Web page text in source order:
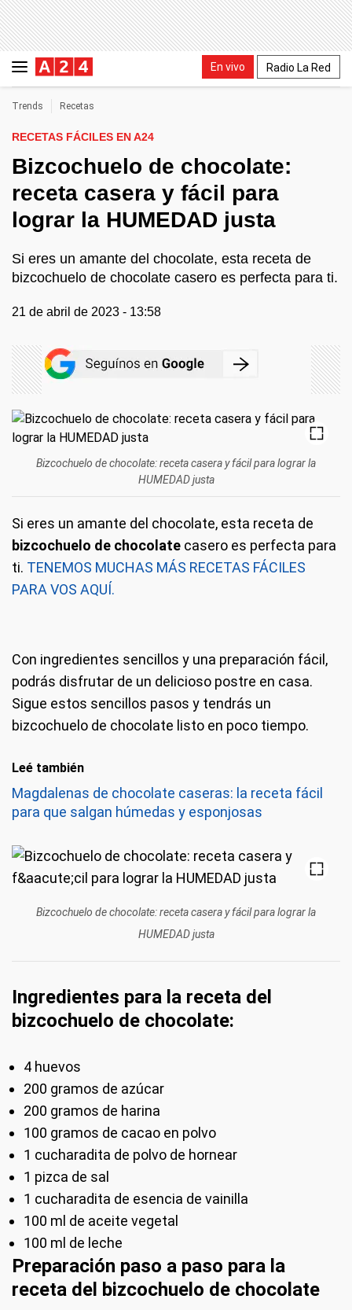
En vivo Radio La Red
Trends Recetas
RECETAS FÁCILES EN A24
Bizcochuelo de chocolate:
receta casera y fácil para
lograr la HUMEDAD justa
Si eres un amante del chocolate, esta receta de
bizcochuelo de chocolate casero es perfecta para ti.
21 de abril de 2023 - 13:58
Bizcochuelo de chocolate: receta casera y fácil para lograr la
HUMEDAD justa
Si eres un amante del chocolate, esta receta de
bizcochuelo de chocolate casero es perfecta para
ti. TENEMOS MUCHAS MÁS RECETAS FÁCILES
PARA VOS AQUÍ.
Con ingredientes sencillos y una preparación fácil,
podrás disfrutar de un delicioso postre en casa.
Sigue estos sencillos pasos y tendrás un
bizcochuelo de chocolate listo en poco tiempo.
Leé también
Magdalenas de chocolate caseras: la receta fácil
para que salgan húmedas y esponjosas
Bizcochuelo de chocolate: receta casera y fácil para lograr la
HUMEDAD justa
Ingredientes para la receta del
bizcochuelo de chocolate:
4 huevos
200 gramos de azúcar
200 gramos de harina
100 gramos de cacao en polvo
1 cucharadita de polvo de hornear
1 pizca de sal
1 cucharadita de esencia de vainilla
100 ml de aceite vegetal
100 ml de leche
Preparación paso a paso para la
receta del bizcochuelo de chocolate